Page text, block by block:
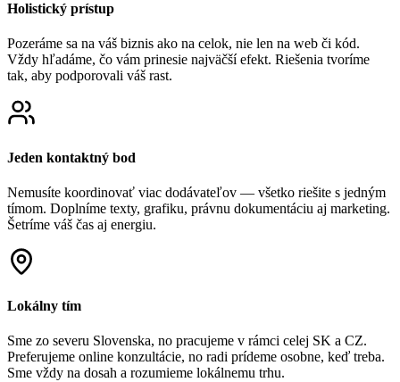
Holistický prístup
Pozeráme sa na váš biznis ako na celok, nie len na web či kód.
Vždy hľadáme, čo vám prinesie najväčší efekt. Riešenia tvoríme
tak, aby podporovali váš rast.
Jeden kontaktný bod
Nemusíte koordinovať viac dodávateľov — všetko riešite s jedným
tímom. Doplníme texty, grafiku, právnu dokumentáciu aj marketing.
Šetríme váš čas aj energiu.
Lokálny tím
Sme zo severu Slovenska, no pracujeme v rámci celej SK a CZ.
Preferujeme online konzultácie, no radi prídeme osobne, keď treba.
Sme vždy na dosah a rozumieme lokálnemu trhu.